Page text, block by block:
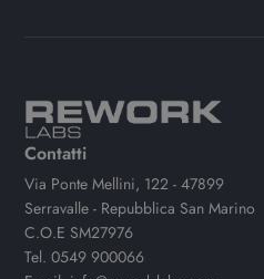
Contatti
Via Ponte Mellini, 122 - 47899
Serravalle - Repubblica San Marino
C.O.E SM27976
Tel.0549 900066